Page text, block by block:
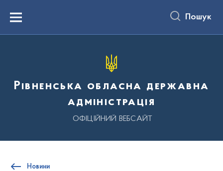
вмістуMenu Пошук
Рівненська обласна державна
адміністрація
ОФІЦІЙНИЙ ВЕБСАЙТ
Новини